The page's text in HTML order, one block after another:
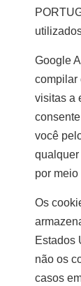
Google
compilar
visitas a
você
qualquer
por
Os
Estados
não os
casos